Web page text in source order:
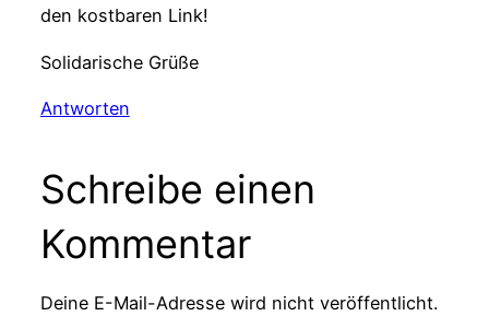
den kostbaren Link!
Solidarische Grüße
Antworten
Schreibe einen
Kommentar
Deine E-Mail-Adresse wird nicht veröffentlicht.